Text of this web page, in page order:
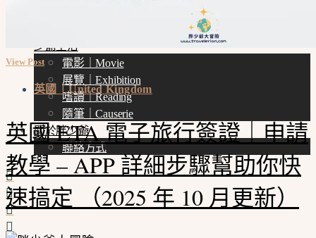
少爺生活
電影｜Movie
展覽｜Exhibition
嗜讀｜Reading
隨筆｜Causerie
關於胖少爺
聯絡方式
View Post
英國｜United Kingdom
英國 ETA 電子旅行簽證｜申請
教學 – APP 詳細步驟幫助你快
速搞定 （2025 年 10 月更新）